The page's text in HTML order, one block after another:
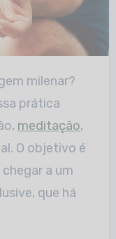
prática
meditação,
O objetivo é
a um
que há